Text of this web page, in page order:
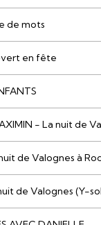
de mots
en fête
- La nuit de
de Valognes à
de Valognes (Y-